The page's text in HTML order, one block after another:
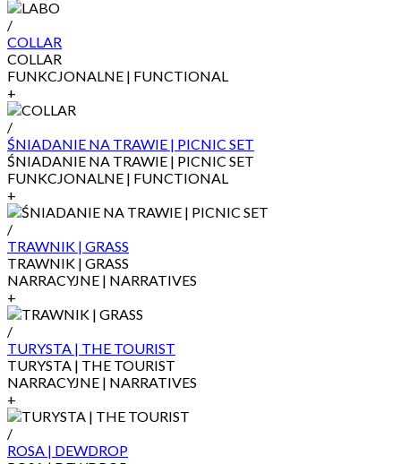
/
COLLAR
COLLAR
FUNKCJONALNE | FUNCTIONAL
+
/
ŚNIADANIE NA TRAWIE | PICNIC SET
ŚNIADANIE NA TRAWIE | PICNIC SET
FUNKCJONALNE | FUNCTIONAL
+
/
TRAWNIK | GRASS
TRAWNIK | GRASS
NARRACYJNE | NARRATIVES
+
/
TURYSTA | THE TOURIST
TURYSTA | THE TOURIST
NARRACYJNE | NARRATIVES
+
/
ROSA | DEWDROP